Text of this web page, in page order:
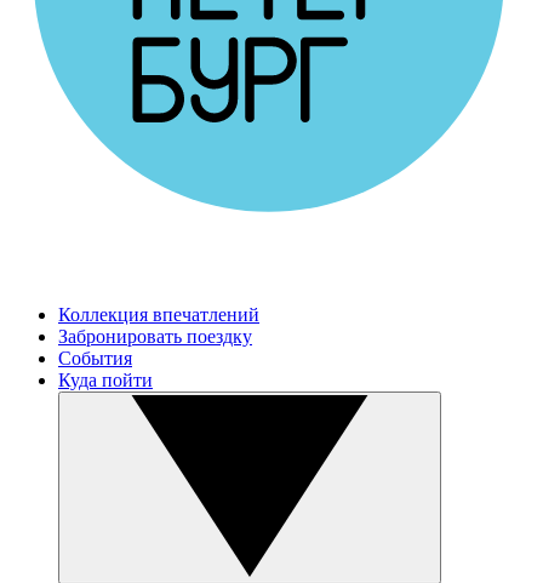
Коллекция впечатлений
Забронировать поездку
События
Куда пойти